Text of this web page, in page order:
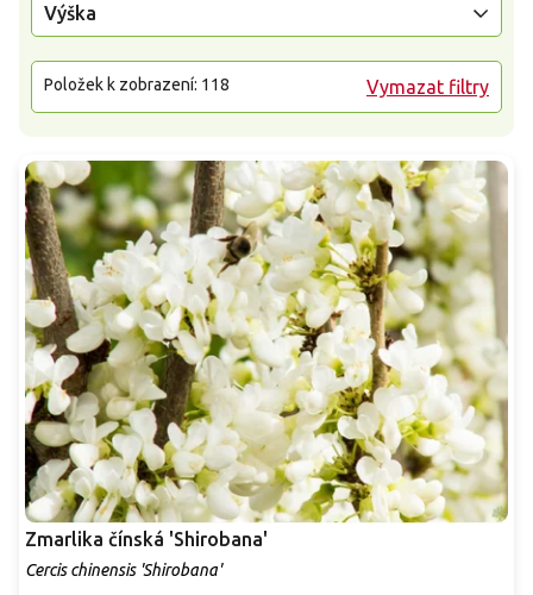
Výška
Vymazat filtry
Položek k zobrazení: 118
Zmarlika čínská 'Shirobana'
Cercis chinensis 'Shirobana'